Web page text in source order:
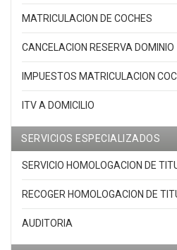
MATRICULACION DE COCHES
CANCELACION RESERVA DOMINIO
IMPUESTOS MATRICULACION
ITV A DOMICILIO
SERVICIOS ESPECIALIZADOS
SERVICIO HOMOLOGACION DE
RECOGER HOMOLOGACION DE
AUDITORIA